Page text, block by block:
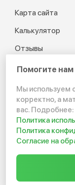
Карта сайта
Калькулятор
Отзывы
© 2012-2026
в частном доме
Политика
Помогите нам
Мы используем
корректно, а
вас. Подробнее:
Политика
Политика
Согласие на